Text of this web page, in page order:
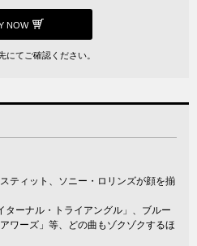
NOW
にてご確認ください。
ティット、ソニー・ロリンズが顔を揃
ーナル・トライアングル」、ブルー
ワーズ」等、どの曲もゾクゾクするほ